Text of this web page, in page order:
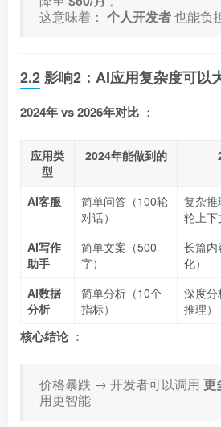
这意味着： 个人开发者也能负
2.2 影响2：AI应用复杂度可以
2024年 vs 2026年对比 ：
应用类
型
2024年能做到的
AI客服
简单问答（100轮
对话）
复杂
轮上下
AI写作
助手
简单文案（500
字）
长篇
化）
AI数据
分析
简单分析（10个
指标）
深度
推理）
核心结论 ：
价格暴跌 → 开发者可以调用 更
用更智能